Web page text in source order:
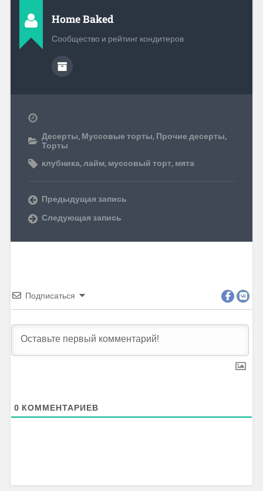
Home Baked
Сообщество и рейтинг кондитеров
Десерты, Муссовые торты, Прочие десерты,
Торты
клубника,лайм, муссовый торт, мята
Предыдущая запись
Следующая запись
Подписаться
0 КОММЕНТАРИЕВ